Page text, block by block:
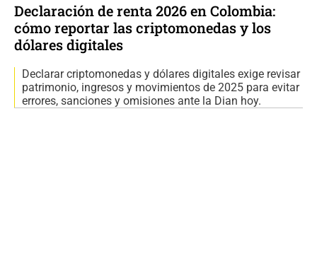
Declaración de renta 2026 en Colombia:
cómo reportar las criptomonedas y los
dólares digitales
Declarar criptomonedas y dólares digitales exige revisar
patrimonio, ingresos y movimientos de 2025 para evitar
errores, sanciones y omisiones ante la Dian hoy.